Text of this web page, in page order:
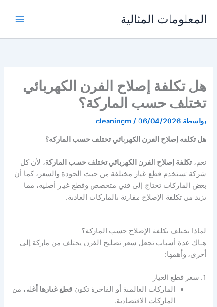
المعلومات المثالية
هل تكلفة إصلاح الفرن الكهربائي
تختلف حسب الماركة؟
بواسطة cleaningm / 06/04/2026
هل تكلفة إصلاح الفرن الكهربائي تختلف حسب الماركة؟
نعم،تكلفة إصلاح الفرن الكهربائي تختلف حسب الماركة، لأن كل
شركة تستخدم قطع غيار مختلفة من حيث الجودة والسعر، كما أن
بعض الماركات تحتاج إلى فني متخصص وقطع غيار أصلية، مما
يزيد من تكلفة الإصلاح مقارنة بالماركات العادية.
لماذا تختلف تكلفة الإصلاح حسب الماركة؟
هناك عدة أسباب تجعل سعر تصليح الفرن يختلف من ماركة إلى
أخرى، وأهمها:
1. سعر قطع الغيار
الماركات العالمية أو الفاخرة تكونقطع غيارها أغلى من
الماركات الاقتصادية.